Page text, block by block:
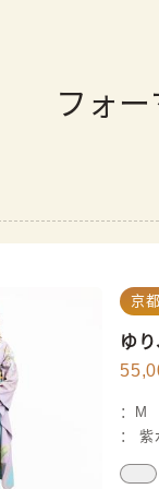
フォ
京
ゆ
：
M
：紫